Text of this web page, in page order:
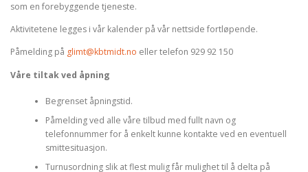
som en forebyggende tjeneste.
Aktivitetene legges i vår kalender på vår nettside fortløpende.
Påmelding på glimt@kbtmidt.no eller telefon 929 92 150
Våre tiltak ved åpning
Begrenset åpningstid.
Påmelding ved alle våre tilbud med fullt navn og
telefonnummer for å enkelt kunne kontakte ved en eventuell
smittesituasjon.
Turnusordning slik at flest mulig får mulighet til å delta på